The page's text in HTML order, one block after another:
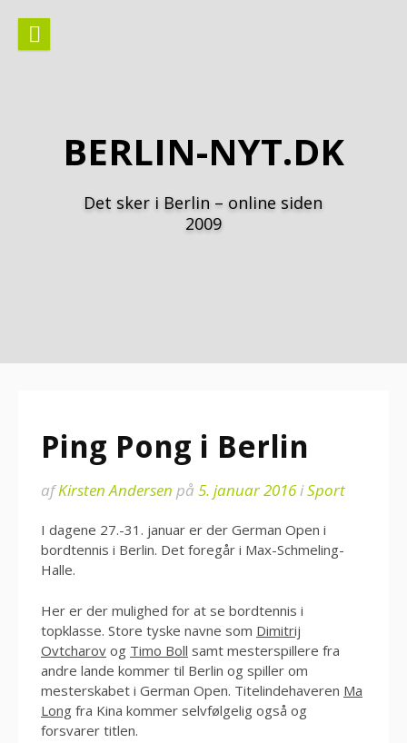
indhold
BERLIN-NYT.DK
Det sker i Berlin – online siden
2009
Ping Pong i Berlin
afKirsten Andersen på 5. januar 2016iSport
I dagene 27.-31. januar er der German Open i
bordtennis i Berlin. Det foregår i Max-Schmeling-
Halle.
Her er der mulighed for at se bordtennis i
topklasse. Store tyske navne som Dimitrij
Ovtcharov og Timo Boll samt mesterspillere fra
andre lande kommer til Berlin og spiller om
mesterskabet i German Open. Titelindehaveren Ma
Long fra Kina kommer selvfølgelig også og
forsvarer titlen.